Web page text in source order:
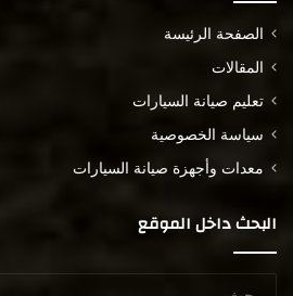
الصفحة الرئيسة
المقالات
تعليم صيانة السيارات
سياسة الخصوصية
معدات وأجهزة صيانة السيارات
البحث داخل الموقع